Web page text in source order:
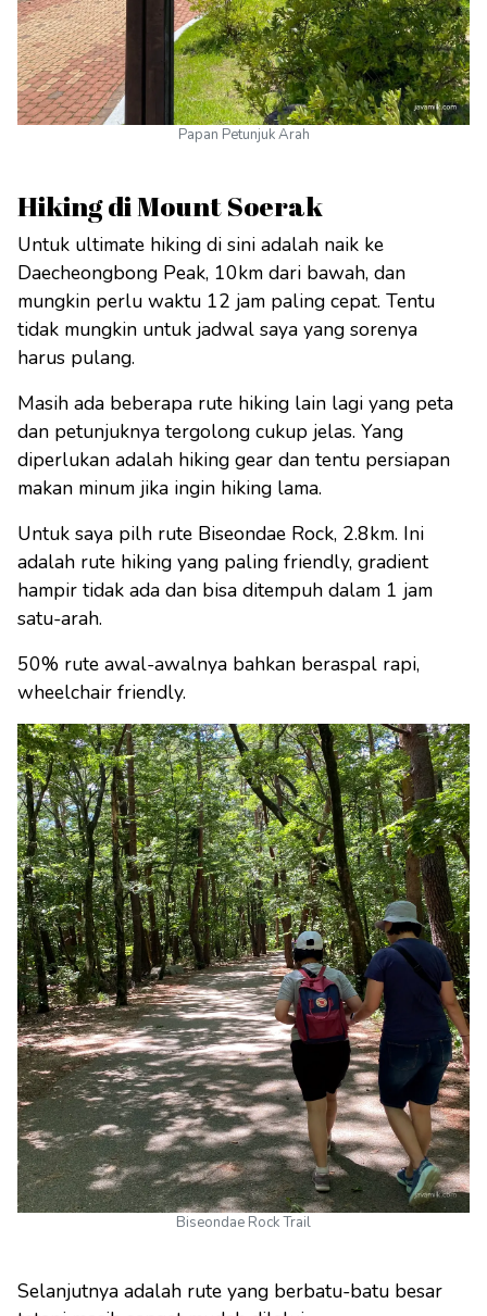
Papan Petunjuk Arah
Hiking di Mount Soerak
Untuk ultimate hiking di sini adalah naik ke
Daecheongbong Peak, 10km dari bawah, dan
mungkin perlu waktu 12 jam paling cepat. Tentu
tidak mungkin untuk jadwal saya yang sorenya
harus pulang.
Masih ada beberapa rute hiking lain lagi yang peta
dan petunjuknya tergolong cukup jelas. Yang
diperlukan adalah hiking gear dan tentu persiapan
makan minum jika ingin hiking lama.
Untuk saya pilh rute Biseondae Rock, 2.8km. Ini
adalah rute hiking yang paling friendly, gradient
hampir tidak ada dan bisa ditempuh dalam 1 jam
satu-arah.
50% rute awal-awalnya bahkan beraspal rapi,
wheelchair friendly.
Biseondae Rock Trail
Selanjutnya adalah rute yang berbatu-batu besar